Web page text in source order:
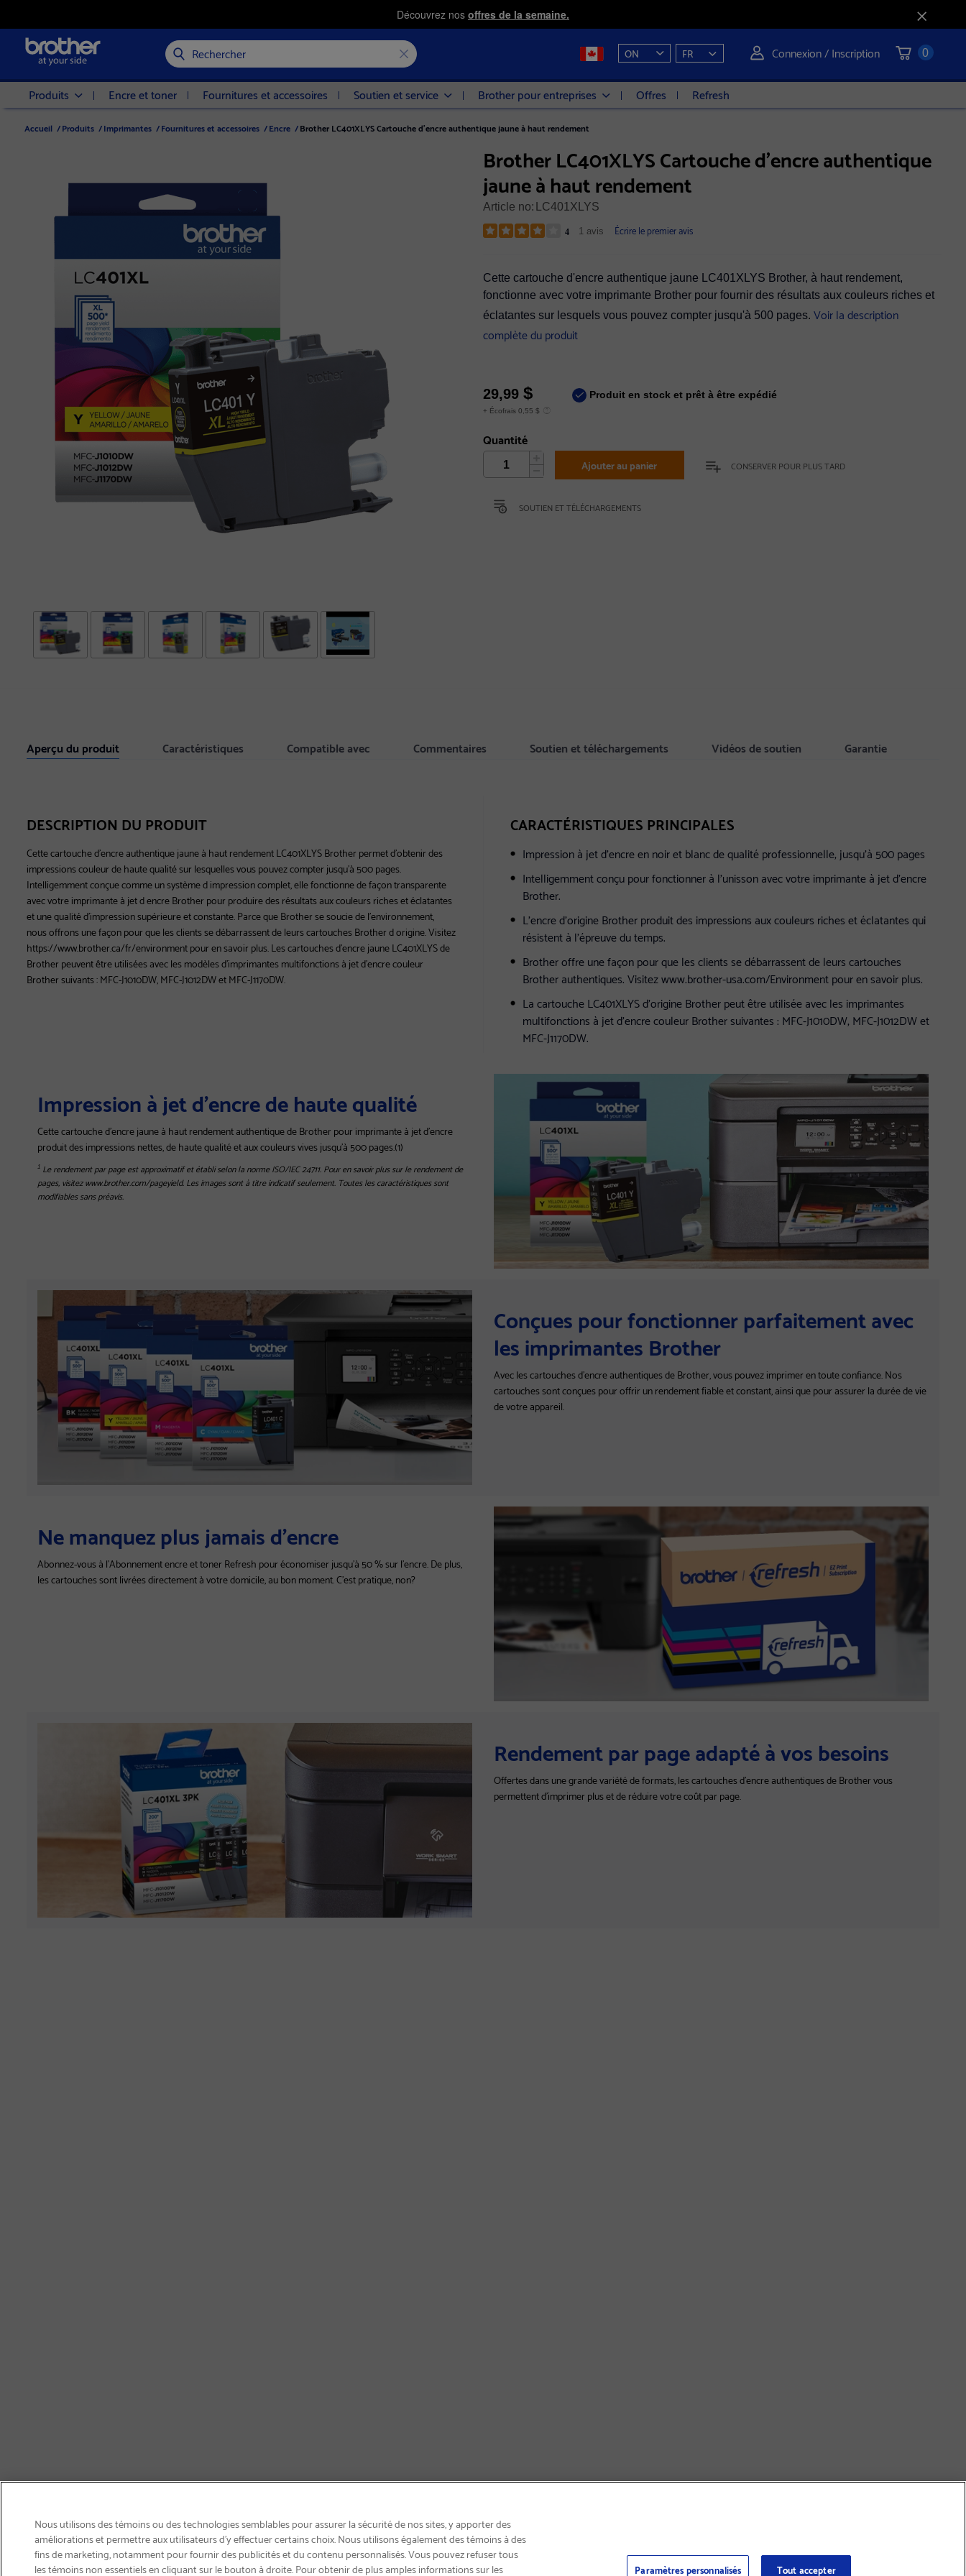
Découvrez nos offres de la semaine.
ON FR Connexion / Inscription 0
Rechercher
Produits Encre et toner Fournitures et accessoires Soutien et service Brother pour entreprises Offres Refresh
Accueil /Produits /Imprimantes /Fournitures et accessoires /Encre /Brother LC401XLYS Cartouche d'encre authentique jaune à haut rendement
Brother LC401XLYS Cartouche d'encre authentique
jaune à haut rendement
Article no: LC401XLYS
4 1 avis Écrire le premier avis
Cette cartouche d'encre authentique jaune LC401XLYS Brother, à haut rendement,
fonctionne avec votre imprimante Brother pour fournir des résultats aux couleurs riches et
éclatantes sur lesquels vous pouvez compter jusqu'à 500 pages. Voir la description
complète du produit
29,99 $
+ Écofrais 0,55 $
Produit en stock et prêt à être expédié
Quantité
Ajouter au panier CONSERVER POUR PLUS TARD
SOUTIEN ET TÉLÉCHARGEMENTS
Aperçu du produit Caractéristiques Compatible avec Commentaires Soutien et téléchargements Vidéos de soutien Garantie
DESCRIPTION DU PRODUIT
Cette cartouche d'encre authentique jaune à haut rendement LC401XLYS Brother permet d'obtenir des
impressions couleur de haute qualité sur lesquelles vous pouvez compter jusqu'à 500 pages.
Intelligemment conçue comme un système d impression complet, elle fonctionne de façon transparente
avec votre imprimante à jet d encre Brother pour produire des résultats aux couleurs riches et éclatantes
et une qualité d'impression supérieure et constante. Parce que Brother se soucie de l'environnement,
nous offrons une façon pour que les clients se débarrassent de leurs cartouches Brother d origine. Visitez
https://www.brother.ca/fr/environment pour en savoir plus. Les cartouches d'encre jaune LC401XLYS de
Brother peuvent être utilisées avec les modèles d'imprimantes multifonctions à jet d'encre couleur
Brother suivants : MFC-J1010DW, MFC-J1012DW et MFC-J1170DW.
CARACTÉRISTIQUES PRINCIPALES
Impression à jet d'encre en noir et blanc de qualité professionnelle, jusqu'à 500 pages
Intelligemment conçu pour fonctionner à l'unisson avec votre imprimante à jet d'encre
Brother.
L'encre d'origine Brother produit des impressions aux couleurs riches et éclatantes qui
résistent à l'épreuve du temps.
Brother offre une façon pour que les clients se débarrassent de leurs cartouches
Brother authentiques. Visitez www.brother-usa.com/Environment pour en savoir plus.
La cartouche LC401XLYS d'origine Brother peut être utilisée avec les imprimantes
multifonctions à jet d'encre couleur Brother suivantes : MFC-J1010DW, MFC-J1012DW et
MFC-J1170DW.
Impression à jet d'encre de haute qualité
Cette cartouche d'encre jaune à haut rendement authentique de Brother pour imprimante à jet d'encre
produit des impressions nettes, de haute qualité et aux couleurs vives jusqu'à 500 pages.(1)
1Le rendement par page est approximatif et établi selon la norme ISO/IEC 24711. Pour en savoir plus sur le rendement de
pages, visitez www.brother.com/pageyield. Les images sont à titre indicatif seulement. Toutes les caractéristiques sont
modifiables sans préavis.
Conçues pour fonctionner parfaitement avec
les imprimantes Brother
Avec les cartouches d'encre authentiques de Brother, vous pouvez imprimer en toute confiance. Nos
cartouches sont conçues pour offrir un rendement fiable et constant, ainsi que pour assurer la durée de vie
de votre appareil.
Ne manquez plus jamais d'encre
Abonnez-vous à l'Abonnement encre et toner Refresh pour économiser jusqu'à 50 % sur l'encre. De plus,
les cartouches sont livrées directement à votre domicile, au bon moment. C'est pratique, non?
Rendement par page adapté à vos besoins
Offertes dans une grande variété de formats, les cartouches d'encre authentiques de Brother vous
permettent d'imprimer plus et de réduire votre coût par page.
Nous utilisons des témoins ou des technologies semblables pour assurer la sécurité de nos sites, y apporter des
améliorations et permettre aux utilisateurs d’y effectuer certains choix. Nous utilisons également des témoins à des
fins de marketing, notamment pour fournir des publicités et du contenu personnalisés. Vous pouvez refuser tous
les témoins non essentiels en cliquant sur le bouton à droite. Pour obtenir de plus amples informations sur les
Paramètres personnalisés Tout accepter